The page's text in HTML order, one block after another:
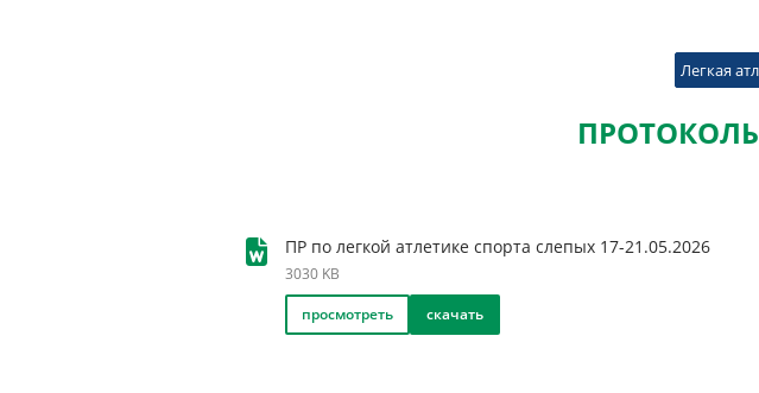
Легкая
ПР по легкой атлетике спорта слепых 17-21.05.2026
3030 KB
просмотреть
скачать